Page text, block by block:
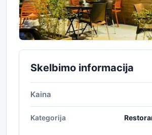
Skelbimo informacija
Kaina
Kategorija